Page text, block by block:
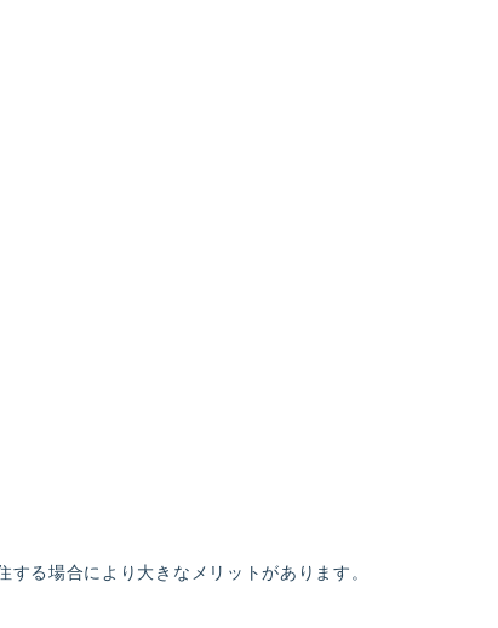
る場合により大きなメリットがあります。